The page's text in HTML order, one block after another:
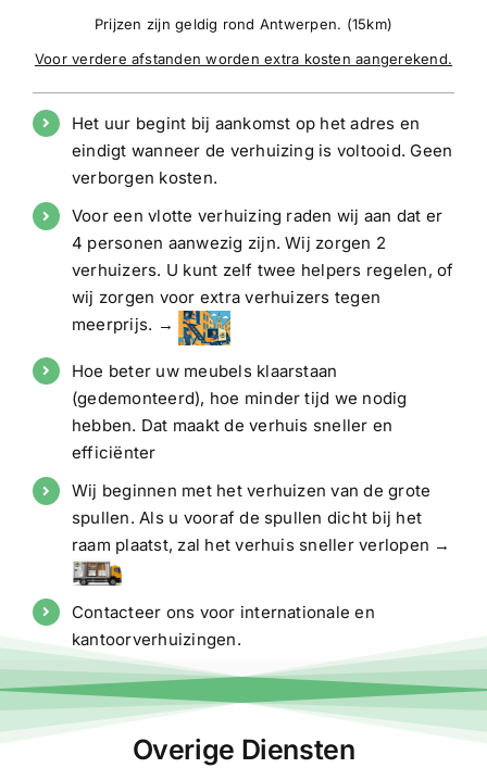
Prijzen zijn geldig rond Antwerpen. (15km)
Voor verdere afstanden worden extra kosten aangerekend.
Het uur begint bij aankomst op het adres en
eindigt wanneer de verhuizing is voltooid. Geen
verborgen kosten.
Voor een vlotte verhuizing raden wij aan dat er
4 personen aanwezig zijn. Wij zorgen 2
verhuizers. U kunt zelf twee helpers regelen, of
wij zorgen voor extra verhuizers tegen
meerprijs. →
Hoe beter uw meubels klaarstaan
(gedemonteerd), hoe minder tijd we nodig
hebben. Dat maakt de verhuis sneller en
efficiënter
Wij beginnen met het verhuizen van de grote
spullen. Als u vooraf de spullen dicht bij het
raam plaatst, zal het verhuis sneller verlopen →
Contacteer ons voor internationale en
kantoorverhuizingen.
Overige Diensten